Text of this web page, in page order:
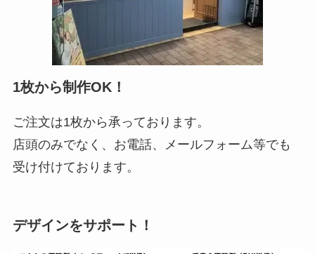
1枚から制作OK！
ご注文は1枚から承っております。
店頭のみでなく、お電話、メールフォーム等でも
受け付けております。
デザインをサポート！